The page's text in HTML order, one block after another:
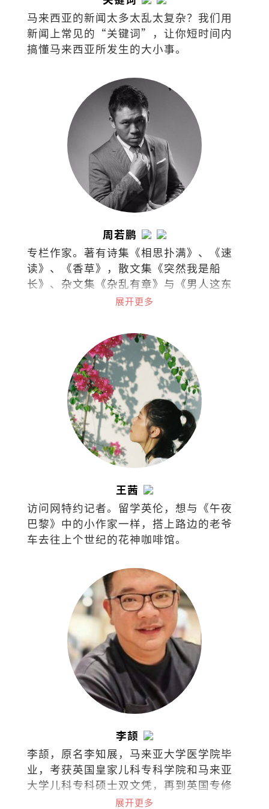
马来西亚的新闻太多太乱太复杂？我们用
新闻上常见的“关键词”，让你短时间内
搞懂马来西亚所发生的大小事。
周若鹏
专栏作家。著有诗集《相思扑满》、《速
读》、《香草》，散文集《突然我是船
长》、杂文集《杂乱有章》与《男人这东
展开更多
王茜
访问网特约记者。留学英伦，想与《午夜
巴黎》中的小作家一样，搭上路边的老爷
车去往上个世纪的花神咖啡馆。
李颉
李颉，原名李知展，马来亚大学医学院毕
业，考获英国皇家儿科专科学院和马来亚
大学儿科专科硕士双文凭，再到英国专修
儿童安宁医护疗法，如今担任马来西亚吉
展开更多